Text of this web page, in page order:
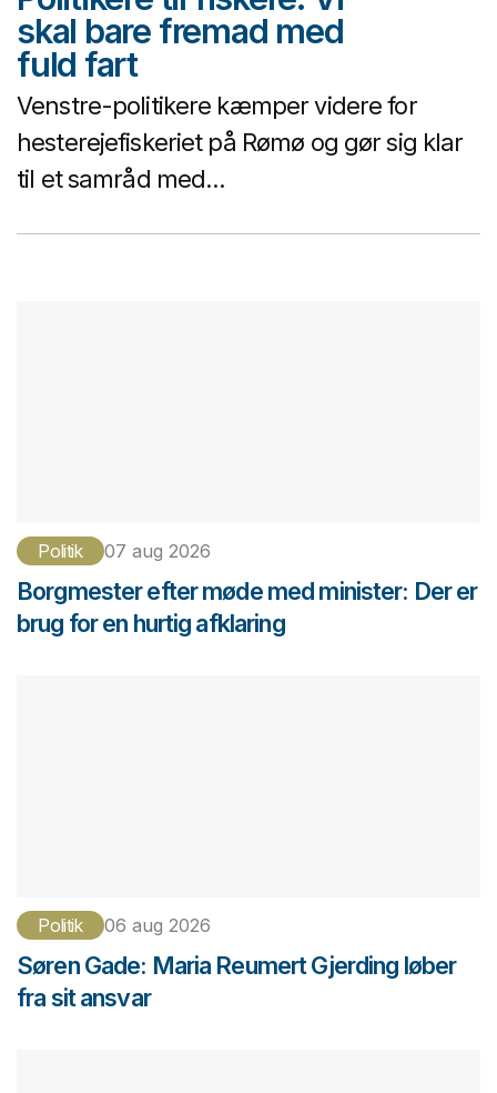
skal bare fremad med
fuld fart
Venstre-politikere kæmper videre for
hesterejefiskeriet på Rømø og gør sig klar
til et samråd med...
Politik 07 aug 2026
Borgmester efter møde med minister: Der er
brug for en hurtig afklaring
Politik 06 aug 2026
Søren Gade: Maria Reumert Gjerding løber
fra sit ansvar